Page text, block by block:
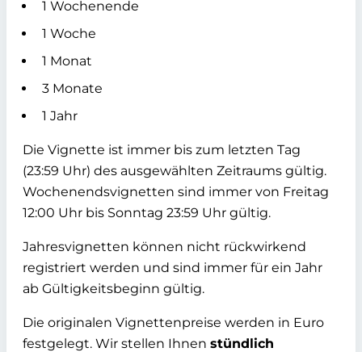
1 Wochenende
1 Woche
1 Monat
3 Monate
1 Jahr
Die Vignette ist immer bis zum letzten Tag
(23:59 Uhr) des ausgewählten Zeitraums gültig.
Wochenendsvignetten sind immer von Freitag
12:00 Uhr bis Sonntag 23:59 Uhr gültig.
Jahresvignetten können nicht rückwirkend
registriert werden und sind immer für ein Jahr
ab Gültigkeitsbeginn gültig.
Die originalen Vignettenpreise werden in Euro
festgelegt. Wir stellen Ihnen stündlich